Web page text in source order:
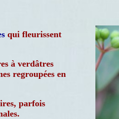
qui fleurissent
à verdâtres
regroupées en
parfois